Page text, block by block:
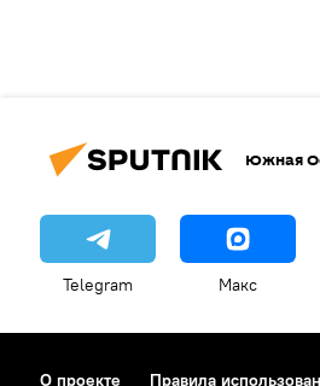
Южная
Telegram Макс
О проекте Правила